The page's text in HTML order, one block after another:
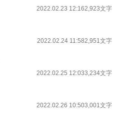
2022.02.23 12:162,923文字
2022.02.24 11:582,951文字
2022.02.25 12:033,234文字
2022.02.26 10:503,001文字